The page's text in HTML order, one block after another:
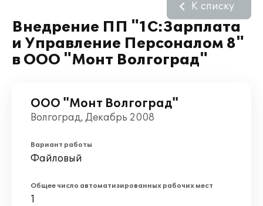
Внедрение ПП "1С:Зарплата
и Управление Персоналом 8"
в ООО "Монт Волгоград"
К списку
ООО "Монт Волгоград"
Волгоград, Декабрь 2008
Вариант работы
Файловый
Общее число автоматизированных рабочих мест
1